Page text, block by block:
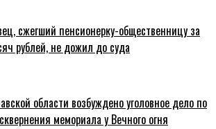
сжегший пенсионерку-общественницу за
рублей, не дожил до суда
области возбуждено уголовное дело по
мемориала у Вечного огня